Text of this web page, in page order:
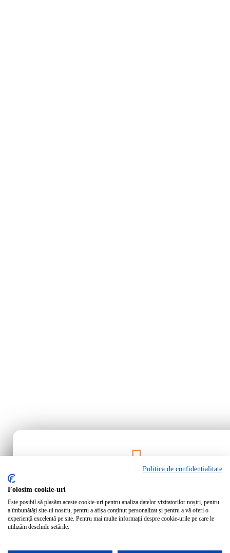
Abonează-te la newsletter-ul Bartrom pentru a primi cele mai noi
noutăți direct în inbox-ul tău.
Politica de confidențialitate
Folosim cookie-uri
Este posibil să plasăm aceste cookie-uri pentru analiza datelor vizitatorilor noștri, pentru
a îmbunătăți site-ul nostru, pentru a afișa conținut personalizat și pentru a vă oferi o
experiență excelentă pe site. Pentru mai multe informații despre cookie-urile pe care le
utilizăm deschide setările.